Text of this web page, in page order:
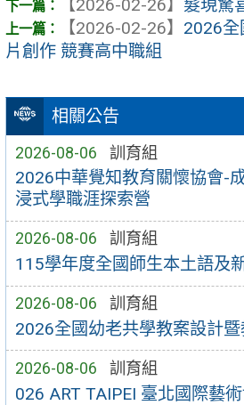
相關公告
2026-08-06 訓育組
2026中華覺知教育關懷協會-
浸式學職涯探索營
2026-08-06 訓育組
115學年度全國師生本土語及
2026-08-06 訓育組
2026全國幼老共學教案設計
2026-08-06 訓育組
026 ART TAIPEI 臺北國際藝
【2026-02-26】 髮現驚
【2026-02-26】 2026全
片創作 競賽高中職組